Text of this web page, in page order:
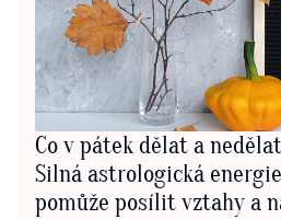
Co v pátek dělat a
Silná astrologická
pomůže posílit vztahy a